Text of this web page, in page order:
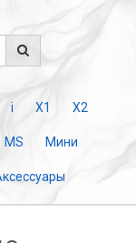
i X1 X2
MS Мини